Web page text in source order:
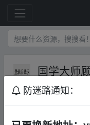
国学大师
才职业者访
历史军事
防迷路通知：